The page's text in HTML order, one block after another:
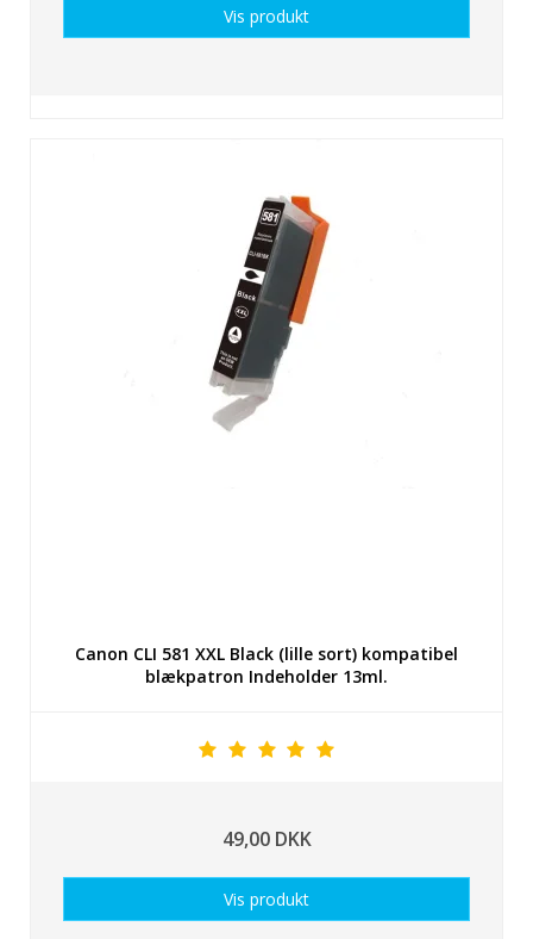
Vis produkt
Canon CLI 581 XXL Black (lille sort) kompatibel
blækpatron Indeholder 13ml.
49,00 DKK
Vis produkt